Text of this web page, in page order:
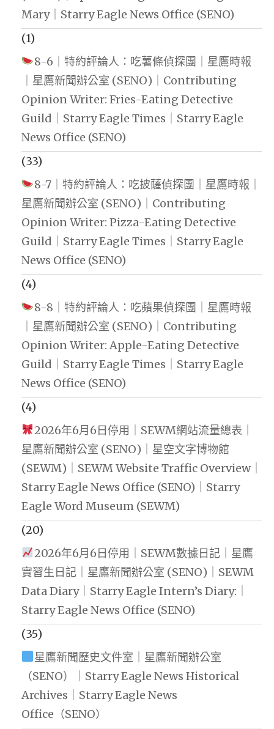
Mary｜Starry Eagle News Office (SENO)
(1)
8-6｜特約評論人：吃薯條偵探團｜星鷹時報
｜星鷹新聞辦公室 (SENO)｜Contributing
Opinion Writer: Fries-Eating Detective
Guild｜Starry Eagle Times｜Starry Eagle
News Office (SENO)
(33)
8-7｜特約評論人：吃披薩偵探團｜星鷹時報｜
星鷹新聞辦公室 (SENO)｜Contributing
Opinion Writer: Pizza-Eating Detective
Guild｜Starry Eagle Times｜Starry Eagle
News Office (SENO)
(4)
8-8｜特約評論人：吃蘋果偵探團｜星鷹時報
｜星鷹新聞辦公室 (SENO)｜Contributing
Opinion Writer: Apple-Eating Detective
Guild｜Starry Eagle Times｜Starry Eagle
News Office (SENO)
(4)
2026年6月6日停用｜SEWM網站流量總表｜
星鷹新聞辦公室 (SENO)｜星空文字博物館
(SEWM)｜SEWM Website Traffic Overview｜
Starry Eagle News Office (SENO)｜Starry
Eagle Word Museum (SEWM)
(20)
2026年6月6日停用｜SEWM數據日記｜星鷹
實習生日記｜星鷹新聞辦公室 (SENO)｜SEWM
Data Diary｜Starry Eagle Intern’s Diary:｜
Starry Eagle News Office (SENO)
(35)
星鷹新聞歷史文件室｜星鷹新聞辦公室
（SENO）｜Starry Eagle News Historical
Archives｜Starry Eagle News
Office（SENO）